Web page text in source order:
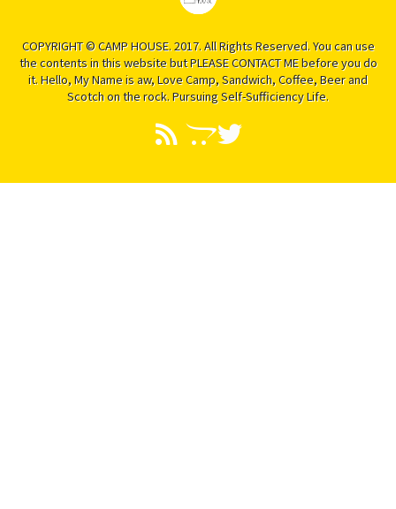
COPYRIGHT © CAMP HOUSE. 2017. All Rights Reserved. You can use
the contents in this website but PLEASE CONTACT ME before you do
it. Hello, My Name is aw, Love Camp, Sandwich, Coffee, Beer and
Scotch on the rock. Pursuing Self-Sufficiency Life.